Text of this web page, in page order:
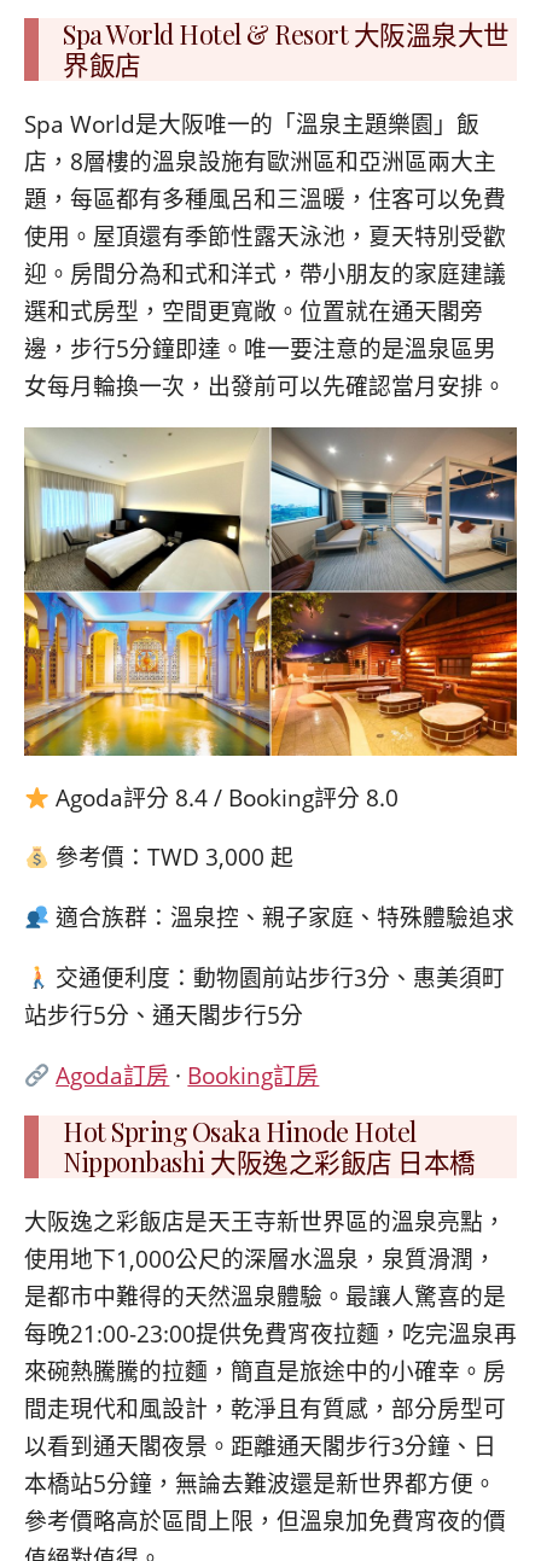
Spa World Hotel & Resort 大阪溫泉大世
界飯店
Spa World是大阪唯一的「溫泉主題樂園」飯
店，8層樓的溫泉設施有歐洲區和亞洲區兩大主
題，每區都有多種風呂和三溫暖，住客可以免費
使用。屋頂還有季節性露天泳池，夏天特別受歡
迎。房間分為和式和洋式，帶小朋友的家庭建議
選和式房型，空間更寬敞。位置就在通天閣旁
邊，步行5分鐘即達。唯一要注意的是溫泉區男
女每月輪換一次，出發前可以先確認當月安排。
Agoda評分 8.4 / Booking評分 8.0
參考價：TWD 3,000 起
適合族群：溫泉控、親子家庭、特殊體驗追求
交通便利度：動物園前站步行3分、惠美須町
站步行5分、通天閣步行5分
Agoda訂房 · Booking訂房
Hot Spring Osaka Hinode Hotel
Nipponbashi 大阪逸之彩飯店 日本橋
大阪逸之彩飯店是天王寺新世界區的溫泉亮點，
使用地下1,000公尺的深層水溫泉，泉質滑潤，
是都市中難得的天然溫泉體驗。最讓人驚喜的是
每晚21:00-23:00提供免費宵夜拉麵，吃完溫泉再
來碗熱騰騰的拉麵，簡直是旅途中的小確幸。房
間走現代和風設計，乾淨且有質感，部分房型可
以看到通天閣夜景。距離通天閣步行3分鐘、日
本橋站5分鐘，無論去難波還是新世界都方便。
參考價略高於區間上限，但溫泉加免費宵夜的價